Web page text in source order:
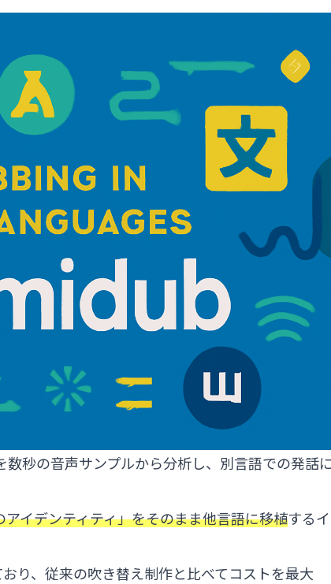
秒の音声サンプルから分析し、別言語での発話
イデンティティ」をそのまま他言語に移植するイ
り、従来の吹き替え制作と比べてコストを最大